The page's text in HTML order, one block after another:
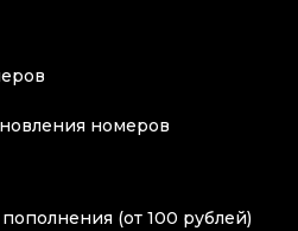
номеров
(от 100 рублей)